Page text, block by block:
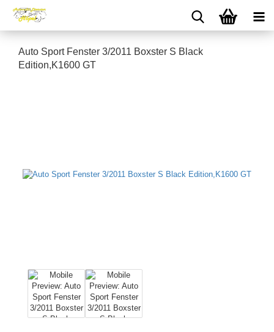
Auto Sport Fenster 3/2011 Boxster S Black
Edition,K1600 GT